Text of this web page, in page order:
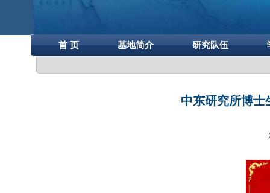
首 页 基地简介 研究队伍
中东研究所博士